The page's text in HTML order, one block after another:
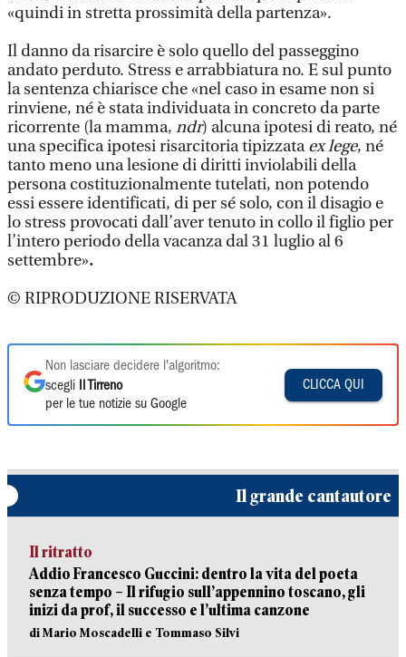
«quindi in stretta prossimità della partenza».
Il danno da risarcire è solo quello del passeggino
andato perduto. Stress e arrabbiatura no. E sul punto
la sentenza chiarisce che «nel caso in esame non si
rinviene, né è stata individuata in concreto da parte
ricorrente (la mamma, ndr) alcuna ipotesi di reato, né
una specifica ipotesi risarcitoria tipizzataex lege, né
tanto meno una lesione di diritti inviolabili della
persona costituzionalmente tutelati, non potendo
essi essere identificati, di per sé solo, con il disagio e
lo stress provocati dall’aver tenuto in collo il figlio per
l’intero periodo della vacanza dal 31 luglio al 6
settembre».
© RIPRODUZIONE RISERVATA
Non lasciare decidere l'algoritmo:
scegli
Il Tirreno
per le tue notizie su Google
CLICCA QUI
Il grande cantautore
Il ritratto
Addio Francesco Guccini: dentro la vita del poeta
senza tempo – Il rifugio sull’appennino toscano, gli
inizi da prof, il successo e l’ultima canzone
di Mario Moscadelli e Tommaso Silvi